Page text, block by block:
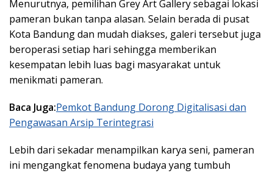
Menurutnya, pemilihan Grey Art Gallery sebagai lokasi
pameran bukan tanpa alasan. Selain berada di pusat
Kota Bandung dan mudah diakses, galeri tersebut juga
beroperasi setiap hari sehingga memberikan
kesempatan lebih luas bagi masyarakat untuk
menikmati pameran.
Baca Juga:Pemkot Bandung Dorong Digitalisasi dan
Pengawasan Arsip Terintegrasi
Lebih dari sekadar menampilkan karya seni, pameran
ini mengangkat fenomena budaya yang tumbuh